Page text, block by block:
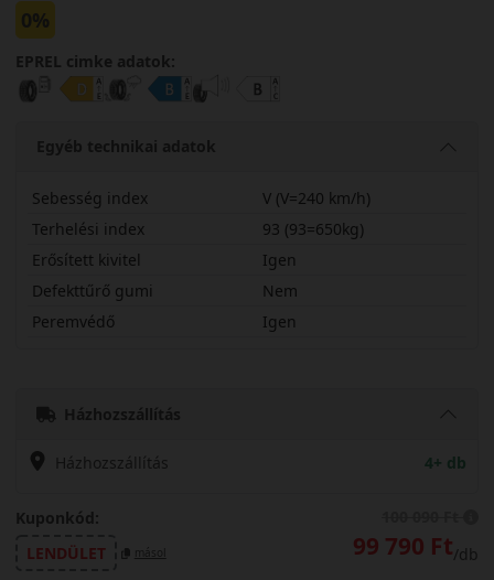
0%
EPREL cimke adatok:
Egyéb technikai adatok
Sebesség index
V (V=240 km/h)
Terhelési index
93 (93=650kg)
Erősített kivitel
Igen
Defekttűrő gumi
Nem
Peremvédő
Igen
Házhozszállítás
Házhozszállítás 4+ db
Kuponkód:
LENDÜLET
másol 99 790 Ft/db